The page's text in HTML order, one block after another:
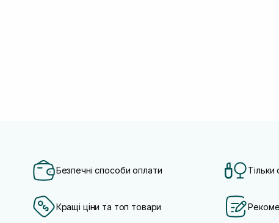
Безпечні способи оплати Тільки
Кращі ціни та топ товари